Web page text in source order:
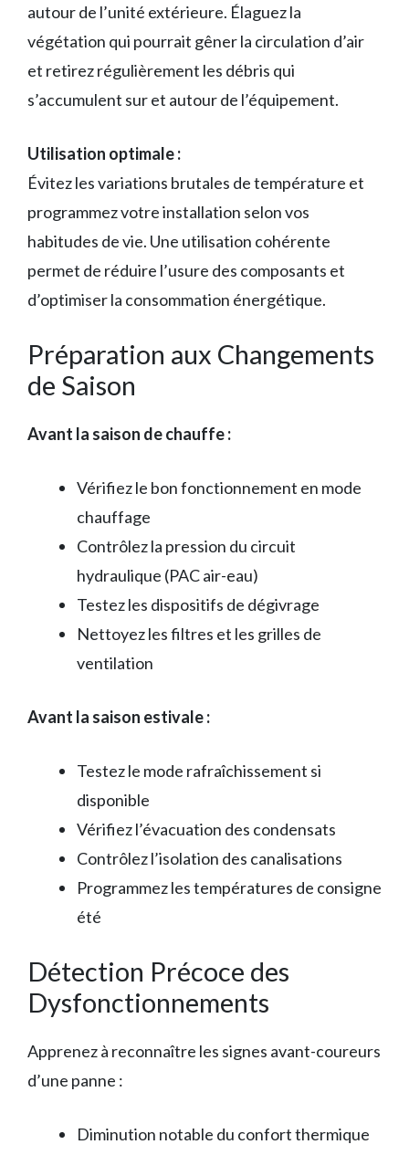
autour de l’unité extérieure. Élaguez la
végétation qui pourrait gêner la circulation d’air
et retirez régulièrement les débris qui
s’accumulent sur et autour de l’équipement.
Utilisation optimale :
Évitez les variations brutales de température et
programmez votre installation selon vos
habitudes de vie. Une utilisation cohérente
permet de réduire l’usure des composants et
d’optimiser la consommation énergétique.
Préparation aux Changements
de Saison
Avant la saison de chauffe :
Vérifiez le bon fonctionnement en mode
chauffage
Contrôlez la pression du circuit
hydraulique (PAC air-eau)
Testez les dispositifs de dégivrage
Nettoyez les filtres et les grilles de
ventilation
Avant la saison estivale :
Testez le mode rafraîchissement si
disponible
Vérifiez l’évacuation des condensats
Contrôlez l’isolation des canalisations
Programmez les températures de consigne
été
Détection Précoce des
Dysfonctionnements
Apprenez à reconnaître les signes avant-coureurs
d’une panne :
Diminution notable du confort thermique